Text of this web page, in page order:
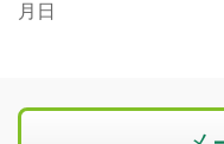
月日